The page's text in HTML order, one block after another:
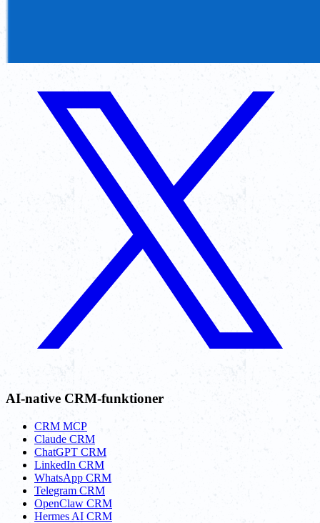
AI-native CRM-funktioner
CRM MCP
Claude CRM
ChatGPT CRM
LinkedIn CRM
WhatsApp CRM
Telegram CRM
OpenClaw CRM
Hermes AI CRM